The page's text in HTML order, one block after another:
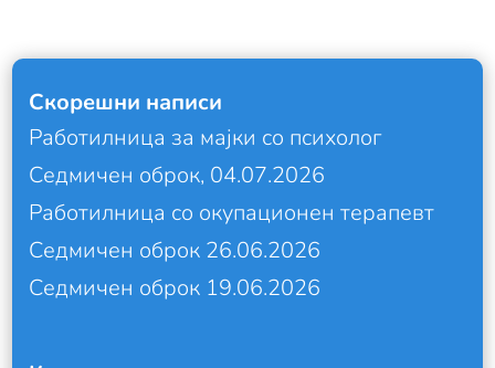
Скорешни написи
Работилница за мајки со психолог
Седмичен оброк, 04.07.2026
Работилница со окупационен терапевт
Седмичен оброк 26.06.2026
Седмичен оброк 19.06.2026